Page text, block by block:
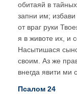
обитаяй в
запни им;
от враг руки
я в животе их, и
Насытишася
своим. Аз же
внегда явити ми
Псалом 24